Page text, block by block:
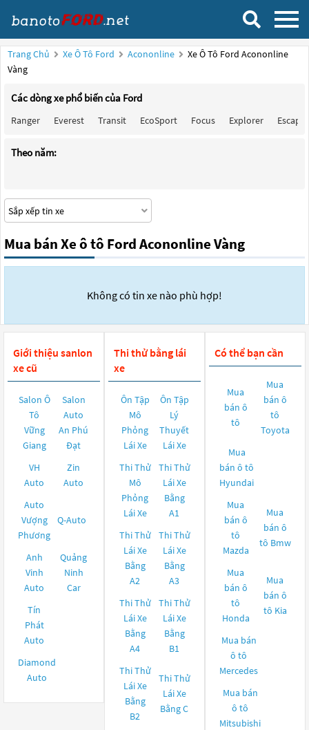
Trang Chủ Xe Ô Tô Ford Acononline
Xe Ô Tô Ford Acononline
Vàng
Các dòng xe phổ biến của Ford
Ranger Everest Transit EcoSport Focus Explorer Escape
Theo năm:
Mua bán Xe ô tô Ford Acononline Vàng
Không có tin xe nào phù hợp!
Giới thiệu sanlon
xe cũ
Salon Ô
Tô
Vững
Giang
Salon
Auto
An Phú
Đạt
VH
Auto
Zin
Auto
Auto
Vượng
Phương
Q-Auto
Anh
Vinh
Auto
Quảng
Ninh
Car
Tín
Phát
Auto
Diamond
Auto
Thi thử bằng lái
xe
Ôn Tập
Mô
Phỏng
Lái Xe
Ôn Tập
Lý
Thuyết
Lái Xe
Thi Thử
Mô
Phỏng
Lái Xe
Thi Thử
Lái Xe
Bằng
A1
Thi Thử
Lái Xe
Bằng
A2
Thi Thử
Lái Xe
Bằng
A3
Thi Thử
Lái Xe
Bằng
A4
Thi Thử
Lái Xe
Bằng
B1
Thi Thử
Lái Xe
Bằng
B2
Thi Thử
Lái Xe
Bằng C
Có thể bạn cần
Mua
bán ô
tô
Mua
bán ô
tô
Toyota
Mua
bán ô tô
Hyundai
Mua
bán ô
tô
Mazda
Mua
bán ô
tô Bmw
Mua
bán ô
tô
Honda
Mua
bán ô
tô Kia
Mua bán
ô tô
Mercedes
Mua bán
ô tô
Mitsubishi